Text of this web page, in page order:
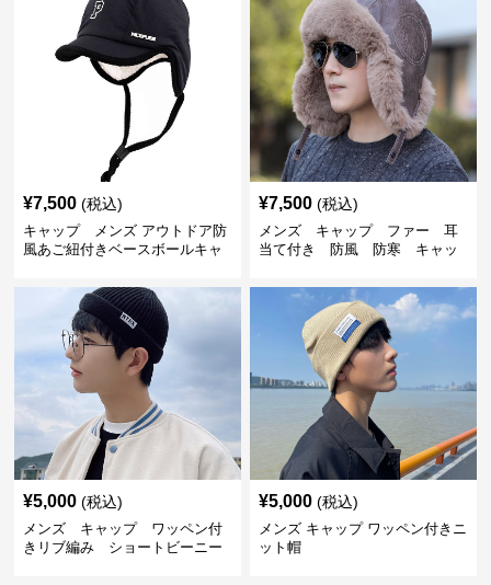
¥7,500 (税込)
キャップ メンズ アウトドア防
風あご紐付きベースボールキャ
¥7,500 (税込)
メンズ キャップ ファー 耳
当て付き 防風 防寒 キャッ
¥5,000 (税込)
メンズ キャップ ワッペン付
きリブ編み ショートビーニー
¥5,000 (税込)
メンズ キャップ ワッペン付きニ
ット帽